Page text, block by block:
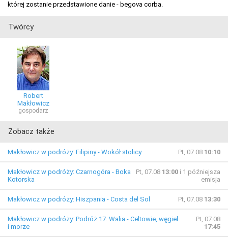
której zostanie przedstawione danie - begova corba.
Twórcy
Robert
Makłowicz
gospodarz
Zobacz także
Makłowicz w podróży: Filipiny - Wokół stolicy Pt, 07.08 10:10
Makłowicz w podróży: Czarnogóra - Boka
Kotorska
Pt, 07.08 13:00 i 1 późniejsza
emisja
Makłowicz w podróży: Hiszpania - Costa del Sol Pt, 07.08 13:30
Makłowicz w podróży: Podróż 17. Walia - Celtowie, węgiel
i morze
Pt, 07.08
17:45